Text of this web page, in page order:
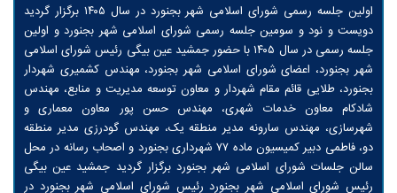
اولین جلسه رسمی شورای اسلامی شهر بجنورد در سال ۱۴۰۵ برگزار گردید
دویست و نود و سومین جلسه رسمی شورای اسلامی شهر بجنورد و اولین
جلسه رسمی در سال ۱۴۰۵ با حضور جمشید عین بیگی رئیس شورای اسلامی
شهر بجنورد، اعضای شورای اسلامی شهر بجنورد، مهندس کشمیری شهردار
بجنورد، طلایی قائم مقام شهردار و معاون توسعه مدیریت و منابع، مهندس
شادکام معاون خدمات شهری، مهندس حسن پور معاون معماری و
شهرسازی، مهندس سارونه مدیر منطقه یک، مهندس گودرزی مدیر منطقه
دو، فاطمی دبیر کمیسیون ماده ۷۷ شهرداری بجنورد و اصحاب رسانه در محل
سالن جلسات شورای اسلامی شهر بجنورد برگزار گردید جمشید عین بیگی
رئیس شورای اسلامی شهر بجنورد رئیس شورای اسلامی شهر بجنورد در